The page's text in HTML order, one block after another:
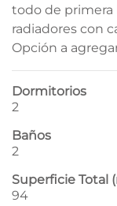
todo de primera
radiadores con
Opción a
Dormitorios
2
Baños
2
Superficie Total
94